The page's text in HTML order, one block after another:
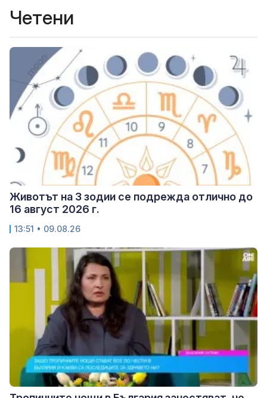
Четени
Животът на 3 зодии се подрежда отлично до
16 август 2026 г.
13:51 • 09.08.26